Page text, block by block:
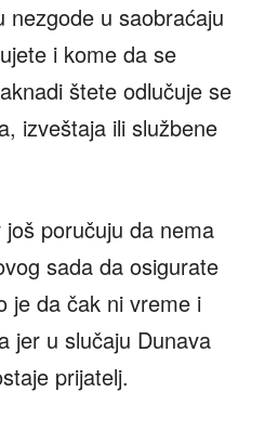
nezgode u saobraćaju
i kome da se
štete odlučuje se
izveštaja ili službene
poručuju da nema
sada da osigurate
je da čak ni vreme i
jer u slučaju Dunava
prijatelj.